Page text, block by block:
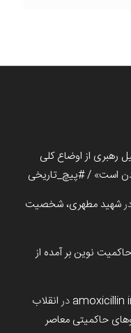
رهبری از اوضاع کلی
است» / #پیچ_تاریخی
شهید مطهری، شخصیت
حاکمیت نوین بر آمده از
amoxicillin درانقلاب
حاکمیتی معاصر